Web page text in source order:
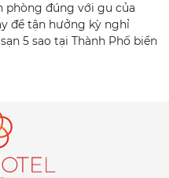
phòng đúng với gu của
để tận hưởng kỳ nghỉ
5 sao tại Thành Phố biển